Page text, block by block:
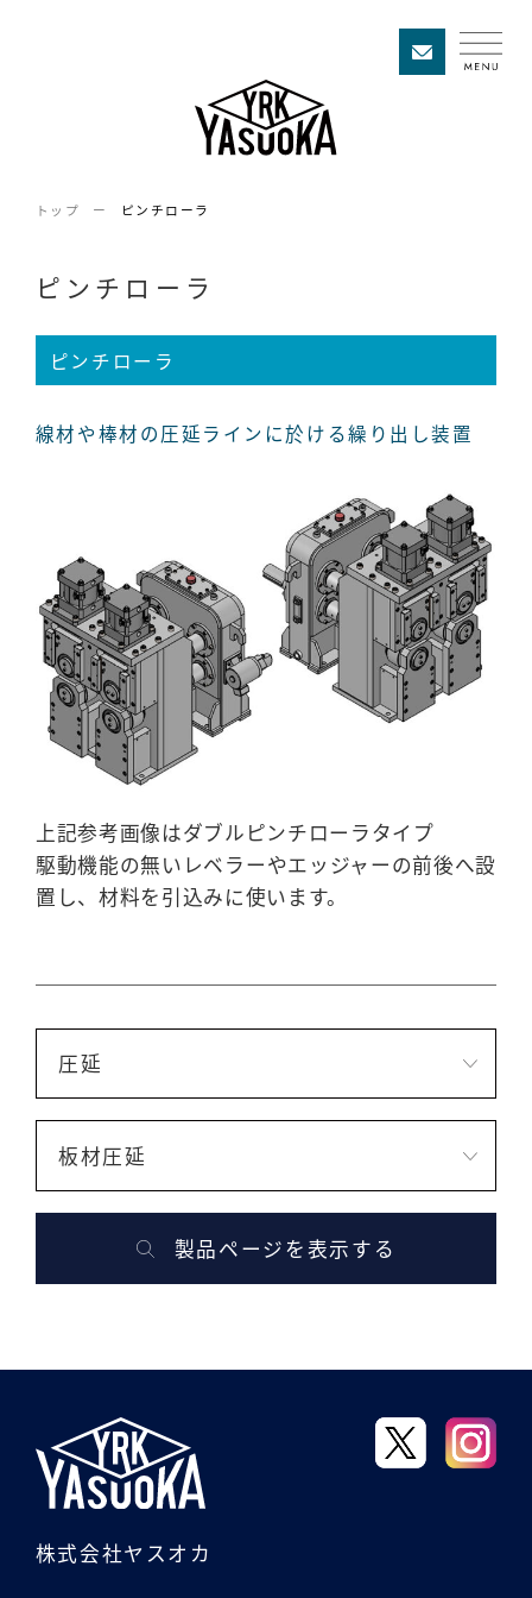
トップ ピンチローラ
ピンチローラ
ピンチローラ
線材や棒材の圧延ラインに於ける繰り出し装置
上記参考画像はダブルピンチローラタイプ
駆動機能の無いレベラーやエッジャーの前後へ設
置し、材料を引込みに使います。
圧延
板材圧延
製品ページを表示する
株式会社ヤスオカ